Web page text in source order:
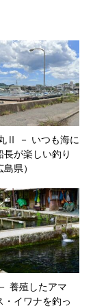
Ⅱ － いつも海に
長が楽しい釣り
県）
養殖したアマ
・イワナを釣っ